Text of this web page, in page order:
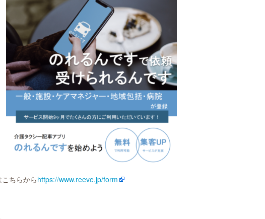
ちらからhttps://www.reeve.jp/form